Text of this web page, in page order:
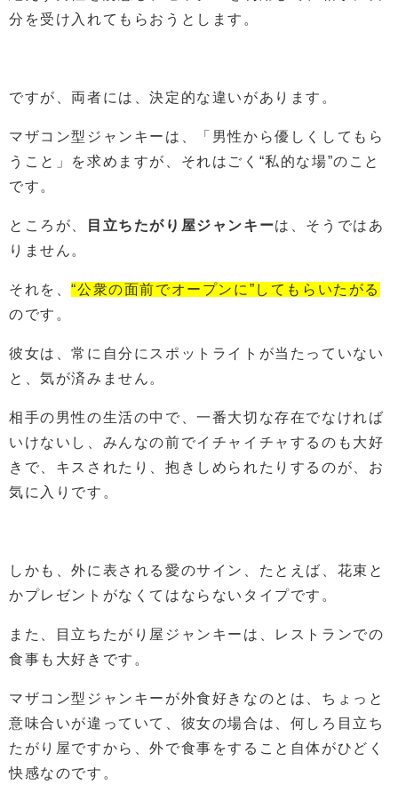
分を受け入れてもらおうとします。
ですが、両者には、決定的な違いがあります。
マザコン型ジャンキーは、「男性から優しくしてもら
うこと」を求めますが、それはごく“私的な場”のこと
です。
ところが、 目立ちたがり屋ジャンキーは、そうではあ
りません。
それを、“公衆の面前でオープンに”してもらいたがる
のです。
彼女は、常に自分にスポットライトが当たっていない
と、気が済みません。
相手の男性の生活の中で、一番大切な存在でなければ
いけないし、みんなの前でイチャイチャするのも大好
きで、キスされたり、抱きしめられたりするのが、お
気に入りです。
しかも、外に表される愛のサイン、たとえば、花束と
かプレゼントがなくてはならないタイプです。
また、目立ちたがり屋ジャンキーは、レストランでの
食事も大好きです。
マザコン型ジャンキーが外食好きなのとは、ちょっと
意味合いが違っていて、彼女の場合は、何しろ目立ち
たがり屋ですから、外で食事をすること自体がひどく
快感なのです。